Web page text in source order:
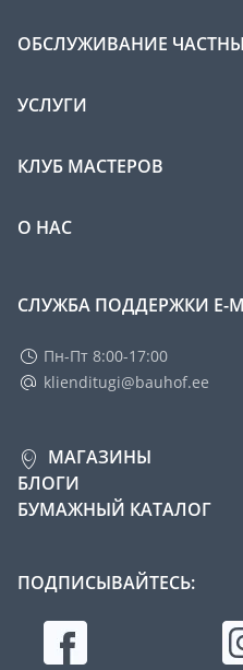
ОБСЛУЖИВАНИЕ
УСЛУГИ
КЛУБ МАСТЕРОВ
О НАС
СЛУЖБА ПОДДЕРЖКИ Е-
Пн-Пт 8:00-17:00
klienditugi@bauhof.ee
МАГАЗИНЫ
БЛОГИ
БУМАЖНЫЙ КАТАЛОГ
ПОДПИСЫВАЙТЕСЬ: